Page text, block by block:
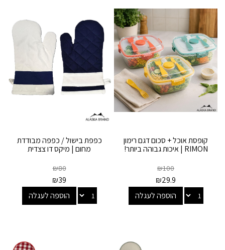
קופסת אוכל + סכום דגם רימון
RIMON | איכות גבוהה ביותר!
₪100
₪29.9
הוספה לעגלה
כפפת בישול / כפפה מבודדת
מחום | מיקס דו צצדית
₪80
₪39
הוספה לעגלה